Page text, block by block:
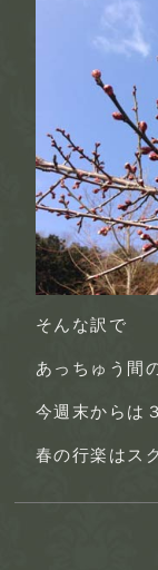
そんな訳で
あっちゅう間
今週末からは
春の行楽はス